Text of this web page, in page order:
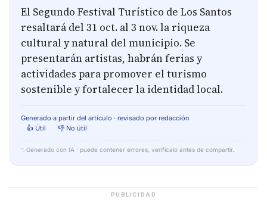
El Segundo Festival Turístico de Los Santos
resaltará del 31 oct. al 3 nov. la riqueza
cultural y natural del municipio. Se
presentarán artistas, habrán ferias y
actividades para promover el turismo
sostenible y fortalecer la identidad local.
Generado a partir del artículo · revisado por redacción
👍 Útil
👎 No útil
✨ Generado con IA · puede contener errores, verifícalo antes de compartir.
PUBLICIDAD